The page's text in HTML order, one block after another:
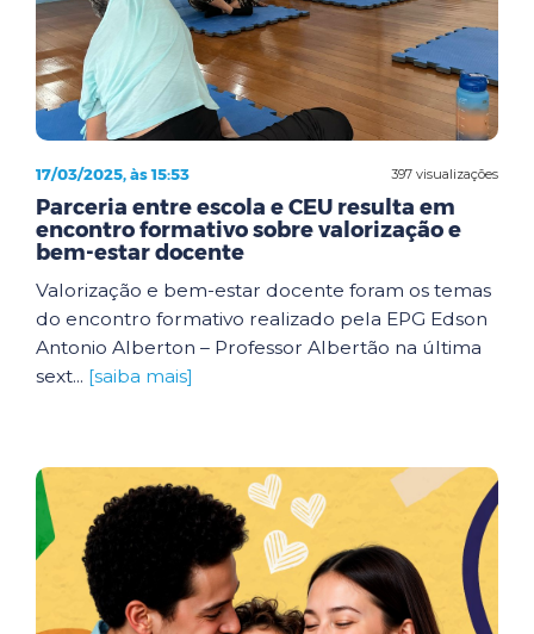
397 visualizações
17/03/2025, às 15:53
Parceria entre escola e CEU resulta em
encontro formativo sobre valorização e
bem-estar docente
Valorização e bem-estar docente foram os temas
do encontro formativo realizado pela EPG Edson
Antonio Alberton – Professor Albertão na última
sext... [saiba mais]